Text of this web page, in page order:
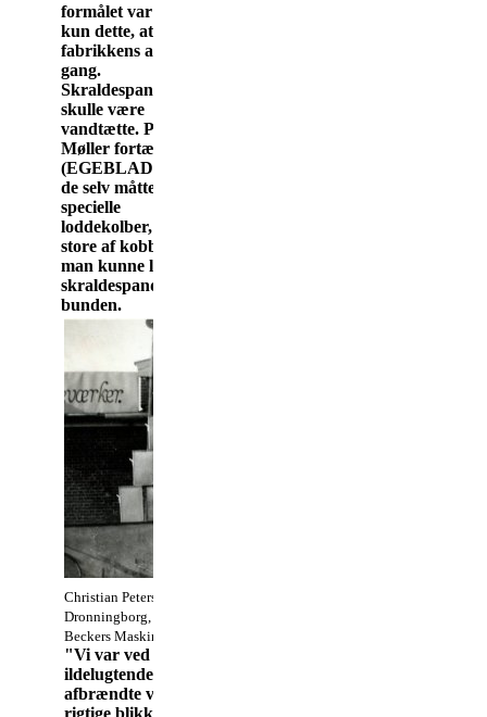
formålet var også
kun dette, at holde
fabrikkens arbejde
gang.
Skraldespandene
skulle være
vandtætte. Peter
Møller fortæller
(EGEBLADET) at
de selv måtte lave
specielle
loddekolber, nogle
store af kobber, så
man kunne lodde
skraldespandene i
bunden.
Christian Petersen, søn af Rasmus Petersen (en af stifterne af Beckers
Dronningborg, foran en serie skraldespande, der blev fabrikeret til
Beckers Maskinfabrik, 1950/55
"Vi var ved at gå til af det afbrændte lodde vand, som
ildelugtende damp fra sig. Lodde vand var afbrændt
afbrændte vi selv med zinck for at mærke om det var
rigtige blikkenslager dengang smagte på det for at